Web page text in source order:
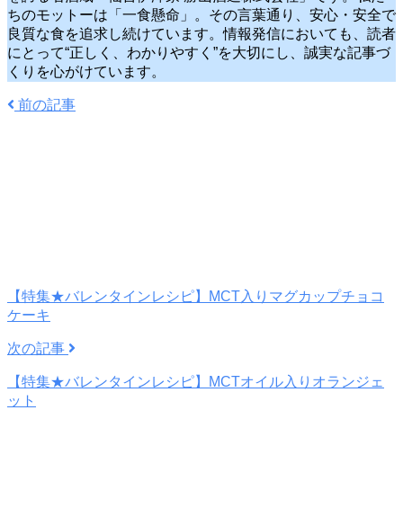
ちのモットーは「一食懸命」。その言葉通り、安心・安全で
良質な食を追求し続けています。情報発信においても、読者
にとって“正しく、わかりやすく”を大切にし、誠実な記事づ
くりを心がけています。
前の記事
【特集★バレンタインレシピ】MCT入りマグカップチョコ
ケーキ
次の記事
【特集★バレンタインレシピ】MCTオイル入りオランジェ
ット